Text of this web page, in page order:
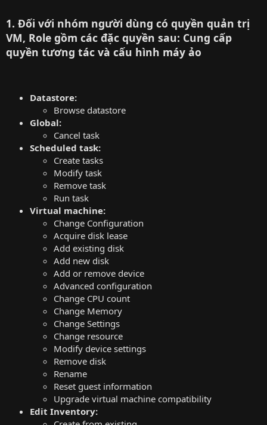
1. Đối với nhóm người dùng có quyền quản trị
VM, Role gồm các đặc quyền sau: Cung cấp
quyền tương tác và cấu hình máy ảo
Datastore:
Browse datastore
Global:
Cancel task
Scheduled task:
Create tasks
Modify task
Remove task
Run task
Virtual machine:
Change Configuration
Acquire disk lease
Add existing disk
Add new disk
Add or remove device
Advanced configuration
Change CPU count
Change Memory
Change Settings
Change resource
Modify device settings
Remove disk
Rename
Reset guest information
Upgrade virtual machine compatibility
Edit Inventory: